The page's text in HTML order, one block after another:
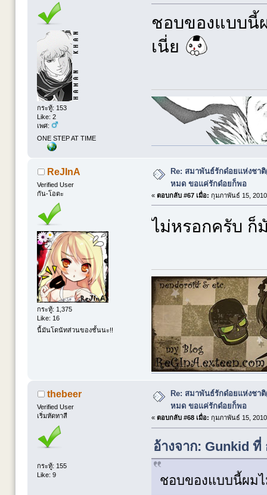
กระทู้: 153
Like: 2
เพศ:
ONE STEP AT TIME
ชอบของแบบนี้
เนี่ย
ReJInA
Verified User
กัน-โอตะ
กระทู้: 1,375
Like: 16
นี้มันโดนัทส่วนของชั้นนะ!!
Re: สมาพันธ์รักด๋อยแห่งชา
หมด ขอแค่รักด๋อยก็พอ
« ตอบกลับ #67 เมื่อ: กุมภาพันธ์ 15,
ไม่หรอกครับ ก็
thebeer
Verified User
เริ่มหัดทาสี
กระทู้: 155
Like: 9
Re: สมาพันธ์รักด๋อยแห่งชา
หมด ขอแค่รักด๋อยก็พอ
« ตอบกลับ #68 เมื่อ: กุมภาพันธ์ 15,
อ้างจาก: Gunkid ที่
ชอบของแบบนี้ผม